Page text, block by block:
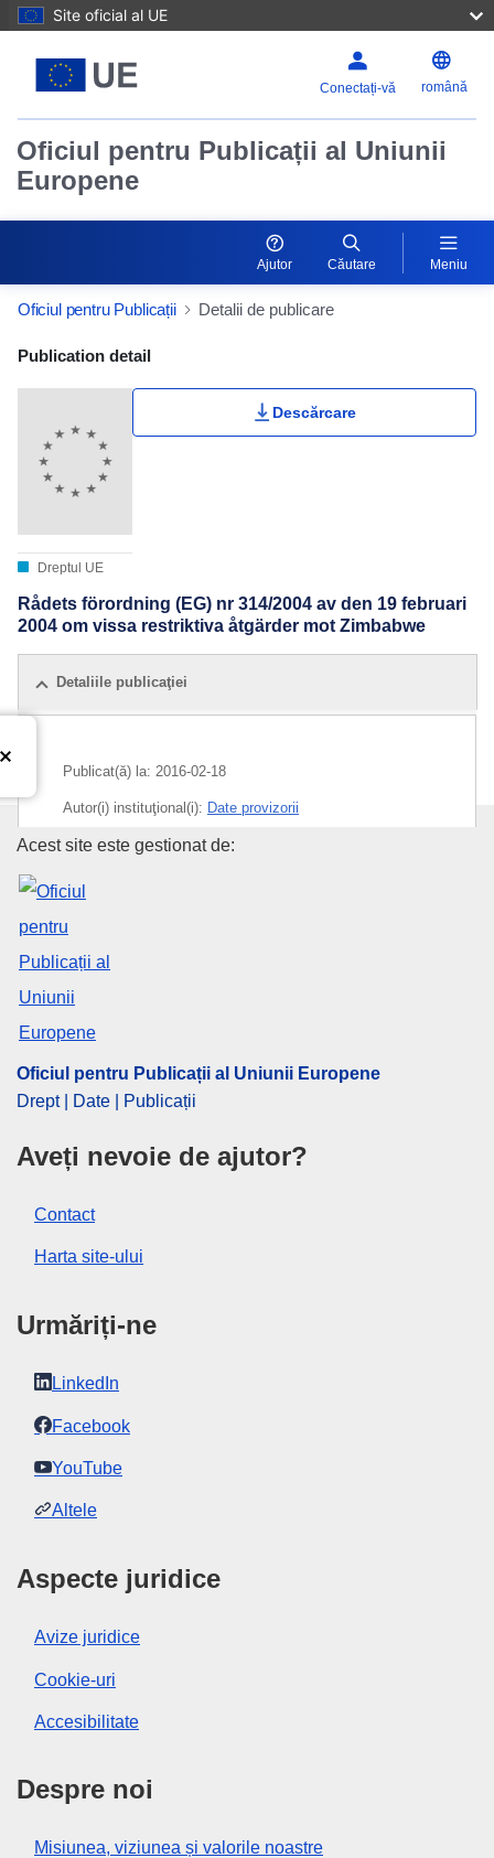
Site oficial al UE
Conectați-vă română
Oficiul pentru Publicații al Uniunii
Europene
Ajutor Căutare Meniu
Oficiul pentru Publicații Detalii de publicare
Publication Detail Actions Portlet
Publication detail
Dreptul UE
Descărcare
Rådets förordning (EG) nr 314/2004 av den 19 februari
2004 om vissa restriktiva åtgärder mot Zimbabwe
Detaliile publicaţiei
Publicat(ă) la: 2016-02-18
Autor(i) instituţional(i): Date provizorii
Oficiul pentru Publicații al
Acest site este gestionat de:
Oficiul pentru Publicații al Uniunii Europene
Drept | Date | Publicații
Aveți nevoie de ajutor?
Contact
Harta site-ului
Urmăriți-ne
LinkedIn
Facebook
YouTube
Altele
Aspecte juridice
Avize juridice
Cookie-uri
Accesibilitate
Despre noi
Misiunea, viziunea și valorile noastre